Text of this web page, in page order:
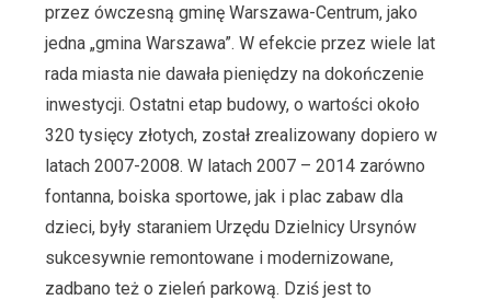
przez ówczesną gminę Warszawa-Centrum, jako
jedna „gmina Warszawa”. W efekcie przez wiele lat
rada miasta nie dawała pieniędzy na dokończenie
inwestycji. Ostatni etap budowy, o wartości około
320 tysięcy złotych, został zrealizowany dopiero w
latach 2007-2008. W latach 2007 – 2014 zarówno
fontanna, boiska sportowe, jak i plac zabaw dla
dzieci, były staraniem Urzędu Dzielnicy Ursynów
sukcesywnie remontowane i modernizowane,
zadbano też o zieleń parkową. Dziś jest to